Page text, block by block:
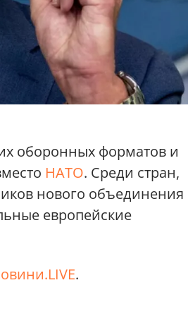
оборонных форматов и
НАТО. Среди стран,
нового объединения
европейские
.